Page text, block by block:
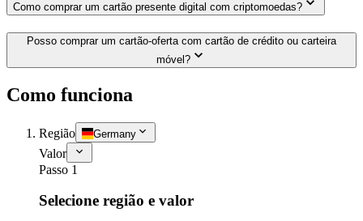
Como comprar um cartão presente digital com criptomoedas?
Posso comprar um cartão-oferta com cartão de crédito ou carteira
móvel?
Como funciona
Região Germany
Valor
Passo 1
Selecione região e valor